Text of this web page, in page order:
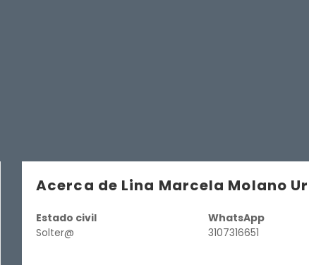
Acerca de Lina Marcela Molano
Estado civil
Solter@
WhatsApp
3107316651